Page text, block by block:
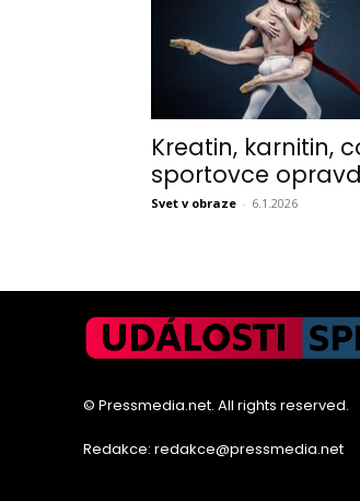
Kreatin, karnitin,
sportovce
Svet v obraze - 6.1.2026
© Pressmedia.net. All rights reserved.
Redakce: redakce@pressmedia.net